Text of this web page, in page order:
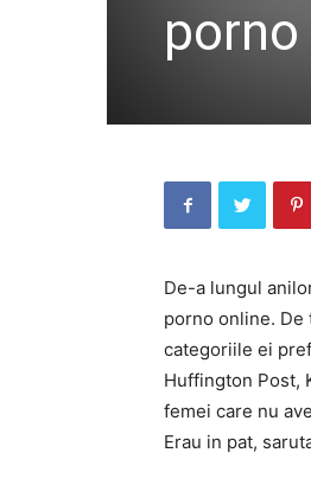
De-a lungul
porno online. De
categoriile ei
Huffington Post,
femei care nu
Erau in pat,